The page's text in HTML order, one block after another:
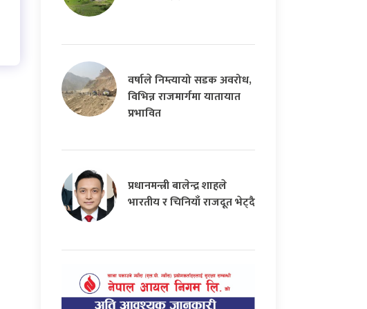
वर्षाले निम्त्यायो सडक अवरोध,
विभिन्न राजमार्गमा यातायात
प्रभावित
प्रधानमन्त्री बालेन्द्र शाहले
भारतीय र चिनियाँ राजदूत भेट्दै